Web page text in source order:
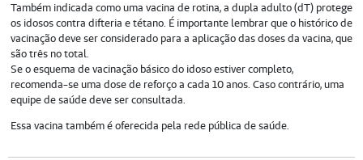
Também indicada como uma vacina de rotina, a dupla adulto (dT) protege
os idosos contra difteria e tétano. É importante lembrar que o histórico de
vacinação deve ser considerado para a aplicação das doses da vacina, que
são três no total.
Se o esquema de vacinação básico do idoso estiver completo,
recomenda-se uma dose de reforço a cada 10 anos. Caso contrário, uma
equipe de saúde deve ser consultada.
Essa vacina também é oferecida pela rede pública de saúde.